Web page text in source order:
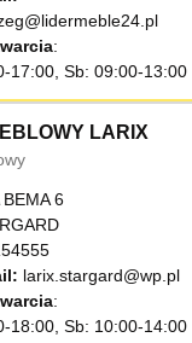
17:00, Sb: 09:00-13:00
LARIX
6
larix.stargard@wp.pl
18:00, Sb: 10:00-14:00